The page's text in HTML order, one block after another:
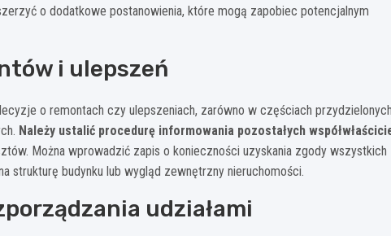
o dodatkowe postanowienia, które mogą zapobiec potencjalnym
i ulepszeń
o remontach czy ulepszeniach, zarówno w częściach
Należy ustalić procedurę informowania pozostałych
Można wprowadzić zapis o konieczności uzyskania zgody wszystkich
strukturę budynku lub wygląd zewnętrzny nieruchomości.
udziałami